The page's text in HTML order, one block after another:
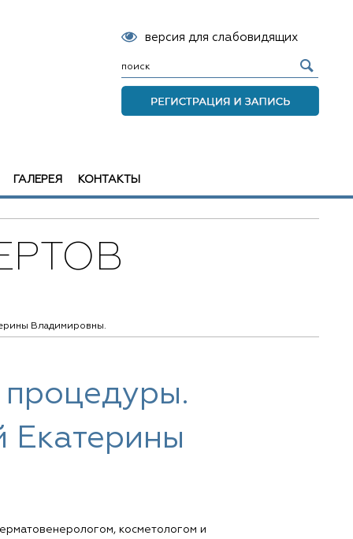
версия для слабовидящих
ГАЛЕРЕЯ КОНТАКТЫ
Владимировны.
Екатерины
косметологом и